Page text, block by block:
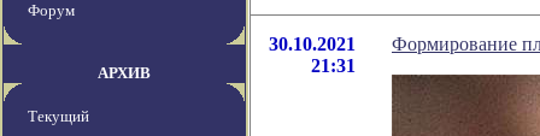
Форум
АРХИВ
Текущий
30.10.2021
21:31
Формирование